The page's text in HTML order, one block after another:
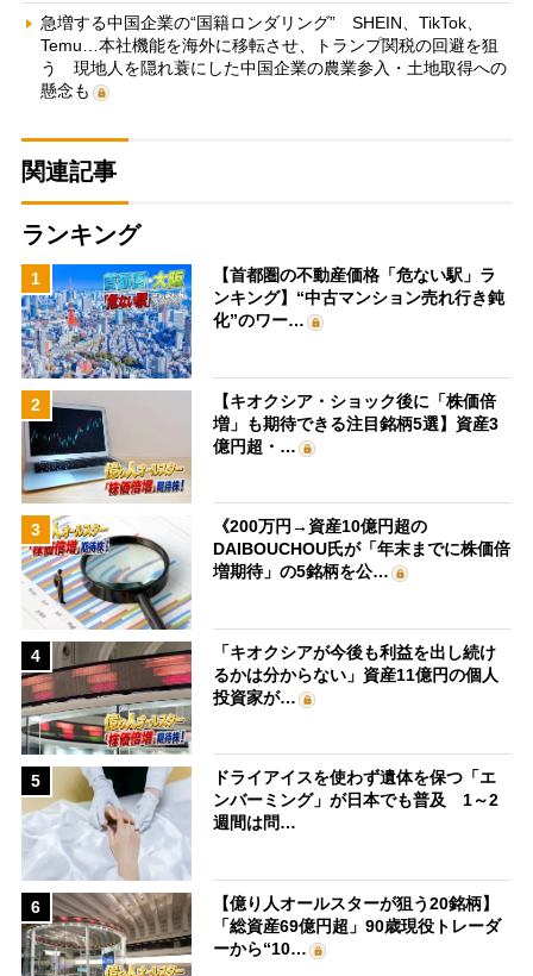
急増する中国企業の“国籍ロンダリング” SHEIN、TikTok、
Temu…本社機能を海外に移転させ、トランプ関税の回避を狙
う 現地人を隠れ蓑にした中国企業の農業参入・土地取得への
懸念も
関連記事
ランキング
1
【首都圏の不動産価格「危ない駅」ラ
ンキング】“中古マンション売れ行き鈍
化”のワー…
2
【キオクシア・ショック後に「株価倍
増」も期待できる注目銘柄5選】資産3
億円超・…
3
《200万円→資産10億円超の
DAIBOUCHOU氏が「年末までに株価倍
増期待」の5銘柄を公…
4
「キオクシアが今後も利益を出し続け
るかは分からない」資産11億円の個人
投資家が…
5
ドライアイスを使わず遺体を保つ「エ
ンバーミング」が日本でも普及 1～2
週間は問…
6
【億り人オールスターが狙う20銘柄】
「総資産69億円超」90歳現役トレーダ
ーから“10…